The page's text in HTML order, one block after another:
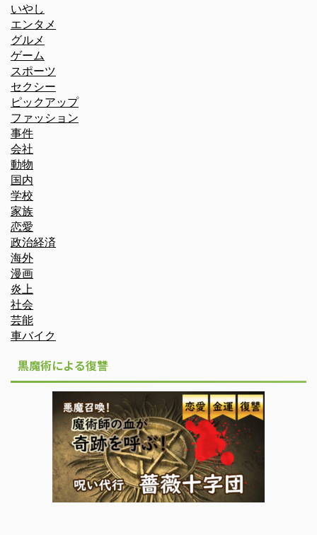
いやし
エンタメ
グルメ
ゲーム
スポーツ
セクシー
ピックアップ
ファッション
事件
会社
動物
国内
学校
家族
恋愛
政治経済
海外
漫画
炎上
社会
芸能
車バイク
黒魔術による復讐